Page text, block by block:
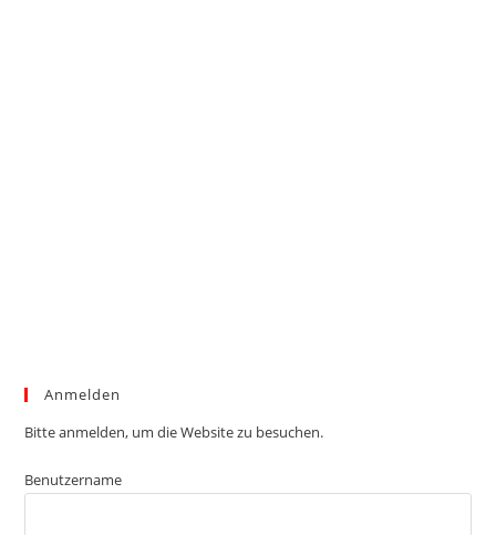
Anmelden
Bitte anmelden, um die Website zu besuchen.
Benutzername